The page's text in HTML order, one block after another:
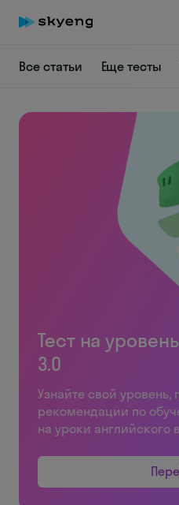
Все статьи Еще тесты
Тест на
3.0
Узнайте свой уровень,
рекомендации по
на уроки английского